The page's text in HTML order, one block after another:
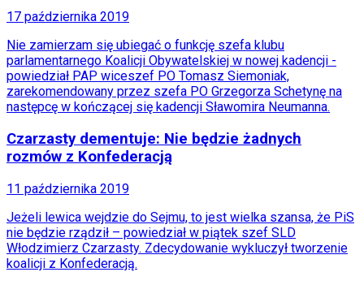
Quizy
Zdrowie
Choroby
Profilaktyka
Diety
Nieruchomości
Budowa i remont
Architektura i design
Kupno i wynajem
Film
Premiery
Rozrywka
Technologia
Aktualności
Aplikacje mobilne
17 października 2019
Nie zamierzam się ubiegać o funkcję szefa klubu
parlamentarnego Koalicji Obywatelskiej w nowej kadencji -
powiedział PAP wiceszef PO Tomasz Siemoniak,
zarekomendowany przez szefa PO Grzegorza Schetynę na
następcę w kończącej się kadencji Sławomira Neumanna.
Czarzasty dementuje: Nie będzie żadnych
rozmów z Konfederacją
11 października 2019
Jeżeli lewica wejdzie do Sejmu, to jest wielka szansa, że PiS
nie będzie rządził – powiedział w piątek szef SLD
Włodzimierz Czarzasty. Zdecydowanie wykluczył tworzenie
koalicji z Konfederacją.